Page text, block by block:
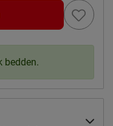
bedden.